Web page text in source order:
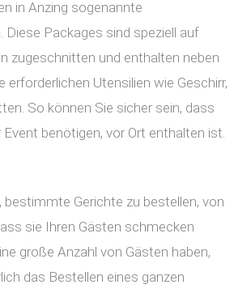
in Anzing sogenannte
Diese Packages sind speziell auf
zugeschnitten und enthalten neben
erforderlichen Utensilien wie Geschirr,
So können Sie sicher sein, dass
benötigen, vor Ort enthalten ist.
bestimmte Gerichte zu bestellen, von
sie Ihren Gästen schmecken
große Anzahl von Gästen haben,
das Bestellen eines ganzen